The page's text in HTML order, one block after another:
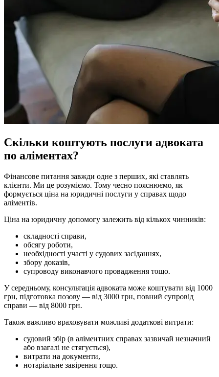
Скільки коштують послуги адвоката
по аліментах?
Фінансове питання завжди одне з перших, які ставлять
клієнти. Ми це розуміємо. Тому чесно пояснюємо, як
формується ціна на юридичні послуги у справах щодо
аліментів.
Ціна на юридичну допомогу залежить від кількох чинників:
складності справи,
обсягу роботи,
необхідності участі у судових засіданнях,
збору доказів,
супроводу виконавчого провадження тощо.
У середньому, консультація адвоката може коштувати від 1000
грн, підготовка позову — від 3000 грн, повний супровід
справи — від 8000 грн.
Також важливо враховувати можливі додаткові витрати:
судовий збір (в аліментних справах зазвичай незначний
або взагалі не стягується),
витрати на документи,
нотаріальне завірення тощо.